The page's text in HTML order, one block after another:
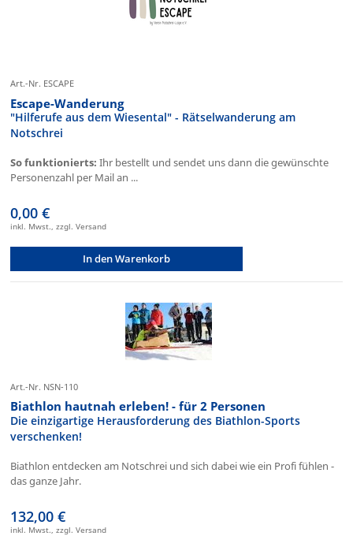
Art.-Nr. ESCAPE
Escape-Wanderung
"Hilferufe aus dem Wiesental" - Rätselwanderung am
Notschrei
So funktionierts: Ihr bestellt und sendet uns dann die gewünschte
Personenzahl per Mail an ...
0,00 €
inkl. Mwst., zzgl. Versand
In den Warenkorb
Art.-Nr. NSN-110
Biathlon hautnah erleben! - für 2 Personen
Die einzigartige Herausforderung des Biathlon-Sports
verschenken!
Biathlon entdecken am Notschrei und sich dabei wie ein Profi fühlen -
das ganze Jahr.
132,00 €
inkl. Mwst., zzgl. Versand